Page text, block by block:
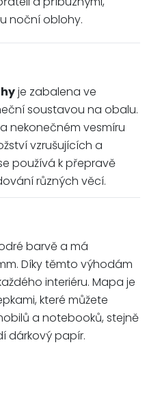
noční oblohy.
je zabalena ve
soustavou na obalu.
nekonečném vesmíru
vzrušujících a
používá k přepravě
různých věcí.
barvě a má
Díky těmto výhodám
interiéru. Mapa je
které můžete
a notebooků, stejně
dárkový papír.